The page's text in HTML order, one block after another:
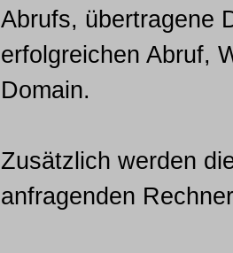
Abrufs, übertragene
erfolgreichen Abruf,
Domain.
Zusätzlich werden
anfragenden